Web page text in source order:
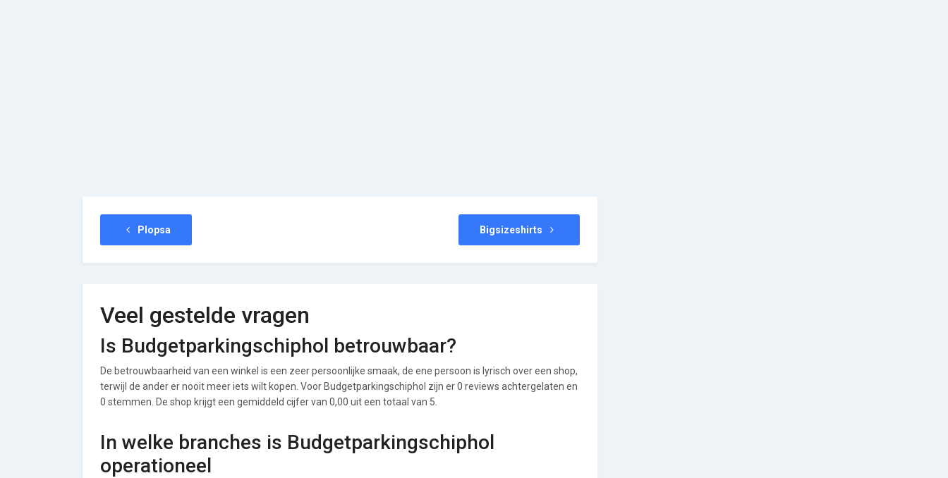
Plopsa Bigsizeshirts
Veel gestelde vragen
Is Budgetparkingschiphol betrouwbaar?
De betrouwbaarheid van een winkel is een zeer persoonlijke smaak, de ene persoon is lyrisch over een shop,
terwijl de ander er nooit meer iets wilt kopen. Voor Budgetparkingschiphol zijn er 0 reviews achtergelaten en
0 stemmen. De shop krijgt een gemiddeld cijfer van 0,00 uit een totaal van 5.
In welke branches is Budgetparkingschiphol
operationeel